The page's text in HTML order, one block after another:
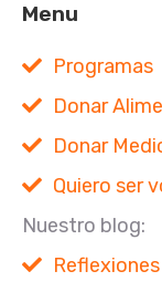
Menu
Programas
Donar
Donar
Quiero ser
Nuestro blog:
Reflexiones